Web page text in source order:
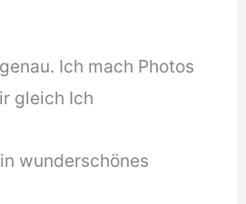
Ich mach Photos
gleich Ich
wunderschönes